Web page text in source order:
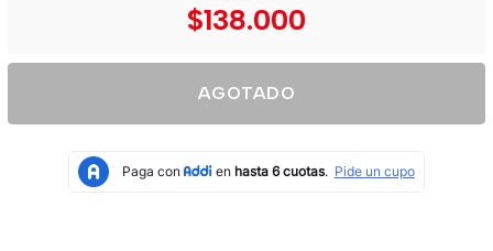
$138.000
AGOTADO